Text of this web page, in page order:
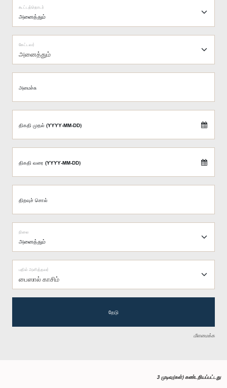
கூட்டத்தொடர்
அனைத்தும்
கேட்டவர்
அமைச்சு
திகதி முதல் (YYYY-MM-DD)
திகதி வரை (YYYY-MM-DD)
திறவுச் சொல்
நிலை
பைஸால் காசிம்
பதில் அளித்தவர்
தேடு
மீளமைக்க
3 முடிவு(கள்) கண்டறியப்பட்டது